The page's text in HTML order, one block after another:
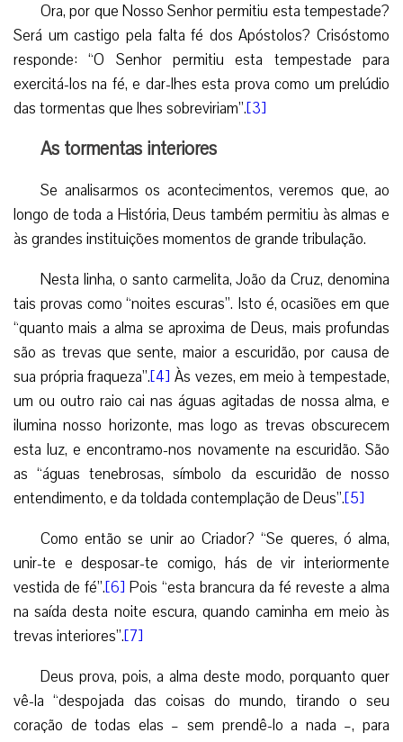
Ora, por que Nosso Senhor permitiu esta tempestade?
Será um castigo pela falta fé dos Apóstolos? Crisóstomo
responde: “O Senhor permitiu esta tempestade para
exercitá-los na fé, e dar-lhes esta prova como um prelúdio
das tormentas que lhes sobreviriam”.[3]
As tormentas interiores
Se analisarmos os acontecimentos, veremos que, ao
longo de toda a História, Deus também permitiu às almas e
às grandes instituições momentos de grande tribulação.
Nesta linha, o santo carmelita, João da Cruz, denomina
tais provas como “noites escuras”. Isto é, ocasiões em que
“quanto mais a alma se aproxima de Deus, mais profundas
são as trevas que sente, maior a escuridão, por causa de
sua própria fraqueza”.[4] Às vezes, em meio à tempestade,
um ou outro raio cai nas águas agitadas de nossa alma, e
ilumina nosso horizonte, mas logo as trevas obscurecem
esta luz, e encontramo-nos novamente na escuridão. São
as “águas tenebrosas, símbolo da escuridão de nosso
entendimento, e da toldada contemplação de Deus”.[5]
Como então se unir ao Criador? “Se queres, ó alma,
unir-te e desposar-te comigo, hás de vir interiormente
vestida de fé”.[6] Pois “esta brancura da fé reveste a alma
na saída desta noite escura, quando caminha em meio às
trevas interiores”.[7]
Deus prova, pois, a alma deste modo, porquanto quer
vê-la “despojada das coisas do mundo, tirando o seu
coração de todas elas – sem prendê-lo a nada –, para